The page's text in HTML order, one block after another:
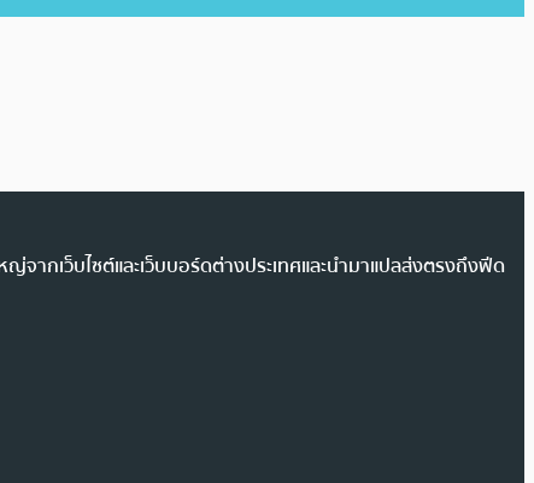
จากเว็บไซต์และเว็บบอร์ดต่างประเทศและนำมาแปลส่งตรงถึงฟีด